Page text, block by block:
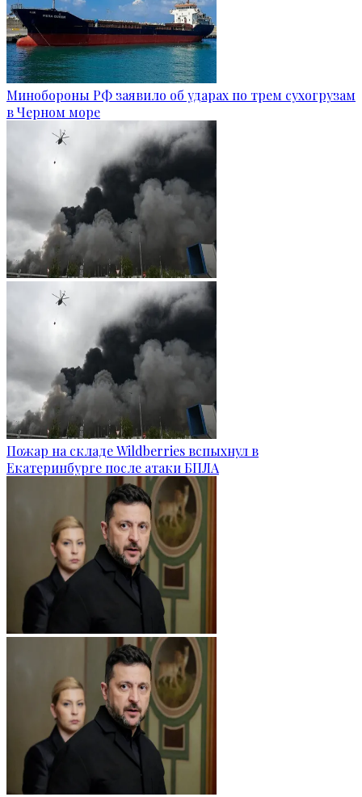
Минобороны РФ заявило об ударах по трем сухогрузам
в Черном море
Пожар на складе Wildberries вспыхнул в
Екатеринбурге после атаки БПЛА